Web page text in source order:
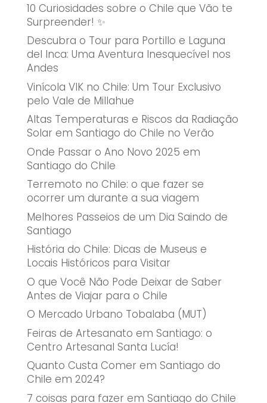
10 Curiosidades sobre o Chile que Vão te
Surpreender! ✨
Descubra o Tour para Portillo e Laguna
del Inca: Uma Aventura Inesquecível nos
Andes
Vinícola VIK no Chile: Um Tour Exclusivo
pelo Vale de Millahue
Altas Temperaturas e Riscos da Radiação
Solar em Santiago do Chile no Verão
Onde Passar o Ano Novo 2025 em
Santiago do Chile
Terremoto no Chile: o que fazer se
ocorrer um durante a sua viagem
Melhores Passeios de um Dia Saindo de
Santiago
História do Chile: Dicas de Museus e
Locais Históricos para Visitar
O que Você Não Pode Deixar de Saber
Antes de Viajar para o Chile
O Mercado Urbano Tobalaba (MUT)
Feiras de Artesanato em Santiago: o
Centro Artesanal Santa Lucía!
Quanto Custa Comer em Santiago do
Chile em 2024?
7 coisas para fazer em Santiago do Chile